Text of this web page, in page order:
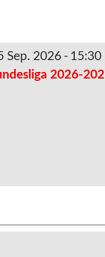
Sep. 2026 - 15:30
2026-